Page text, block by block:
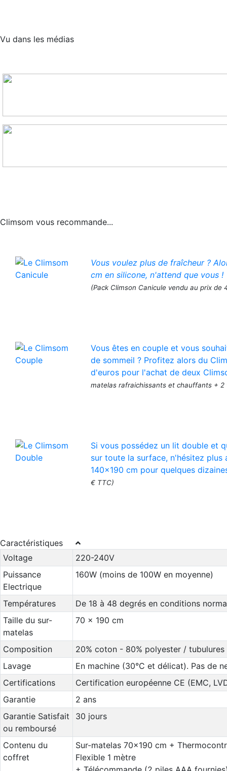
Vu dans les médias
Climsom vous recommande...
Vous voulez plus de fraîcheur ?
cm en silicone, n'attend que vous !
(Pack Climson Canicule vendu au prix de
Vous êtes en couple et vous
de sommeil ? Profitez alors du
d'euros pour l'achat de deux
matelas rafraichissants et chauffants + 2
Si vous possédez un lit double et
sur toute la surface, n'hésitez plus
140x190 cm pour quelques
€ TTC)
Caractéristiques
Voltage
220-240V
Puissance
Electrique
160W (moins de 100W en moyenne)
Températures
De 18 à 48 degrés en conditions
Taille du sur-
matelas
70 x 190 cm
Composition
20% coton - 80% polyester /
Lavage
En machine (30°C et délicat). Pas de
Certifications
Certification européenne CE (EMC,
Garantie
2 ans
Garantie Satisfait
ou remboursé
30 jours
Contenu du
coffret
Sur-matelas 70x190 cm +
Flexible 1 mètre